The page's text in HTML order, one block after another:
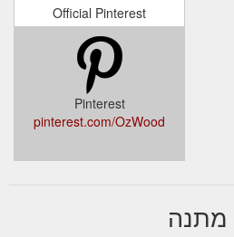
Official Pinterest
Pinterest
pinterest.com/OzWood